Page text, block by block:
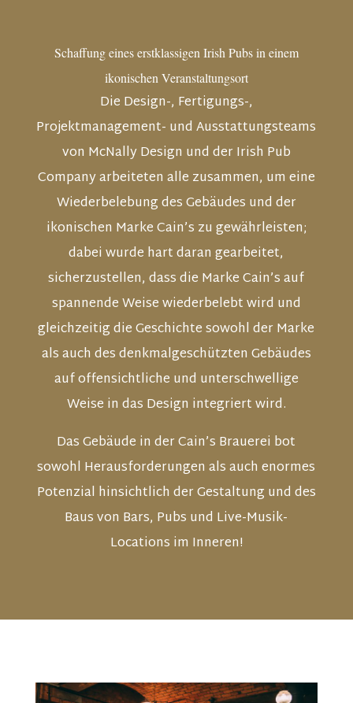
Schaffung eines erstklassigen Irish Pubs in einem
ikonischen Veranstaltungsort
Die Design-, Fertigungs-,
Projektmanagement- und Ausstattungsteams
von McNally Design und der Irish Pub
Company arbeiteten alle zusammen, um eine
Wiederbelebung des Gebäudes und der
ikonischen Marke Cain’s zu gewährleisten;
dabei wurde hart daran gearbeitet,
sicherzustellen, dass die Marke Cain’s auf
spannende Weise wiederbelebt wird und
gleichzeitig die Geschichte sowohl der Marke
als auch des denkmalgeschützten Gebäudes
auf offensichtliche und unterschwellige
Weise in das Design integriert wird.
Das Gebäude in der Cain’s Brauerei bot
sowohl Herausforderungen als auch enormes
Potenzial hinsichtlich der Gestaltung und des
Baus von Bars, Pubs und Live-Musik-
Locations im Inneren!